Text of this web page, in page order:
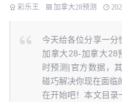
彩乐王 加拿大28预测
今天给各位分享一分
加拿大28-加拿大28
时预测|官方数据，
碰巧解决你现在面临
在开始吧！本文目录